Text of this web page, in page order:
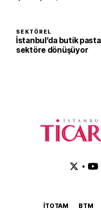
SEKTÖREL
İstanbul’da butik
sektöre dönüşüyor
•
İTOTAM BTM